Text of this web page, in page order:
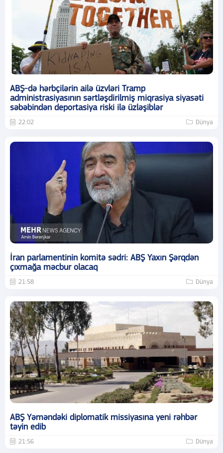
ABŞ-də hərbçilərin ailə üzvləri Tramp
administrasiyasının sərtləşdirilmiş miqrasiya siyasəti
səbəbindən deportasiya riski ilə üzləşiblər
22:02 Dünya
İran parlamentinin komitə sədri: ABŞ Yaxın Şərqdən
çıxmağa məcbur olacaq
21:58 Dünya
ABŞ Yəməndəki diplomatik missiyasına yeni rəhbər
təyin edib
21:56 Dünya